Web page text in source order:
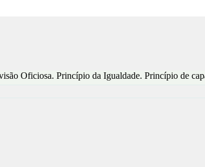
Oficiosa. Princípio da Igualdade. Princípio de